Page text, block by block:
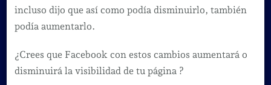
incluso dijo que así como podía disminuirlo, también
podía aumentarlo.
¿Crees que Facebook con estos cambios aumentará o
disminuirá la visibilidad de tu página ?